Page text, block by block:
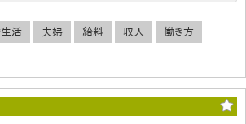
活 夫婦 給料 収入 働き方